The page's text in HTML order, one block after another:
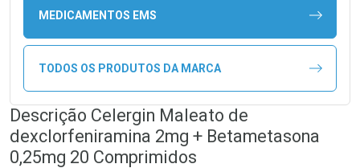
MEDICAMENTOS EMS
TODOS OS PRODUTOS DA MARCA
Descrição Celergin Maleato de
dexclorfeniramina 2mg + Betametasona
0,25mg 20 Comprimidos